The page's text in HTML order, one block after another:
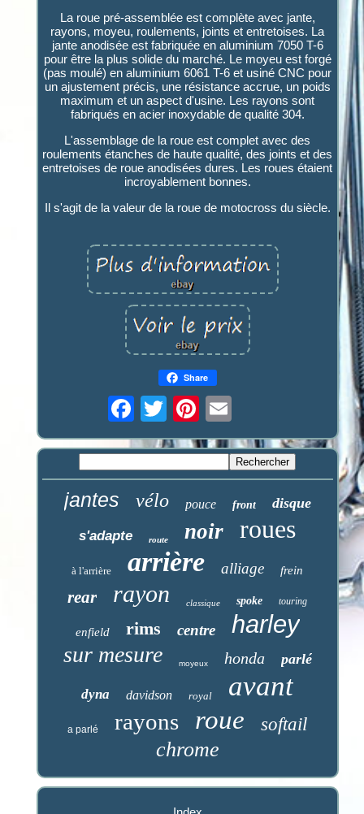
La roue pré-assemblée est complète avec jante,
rayons, moyeu, roulements, joints et entretoises. La
jante anodisée est fabriquée en aluminium 7050 T-6
pour être la plus solide du marché. Le moyeu est forgé
(pas moulé) en aluminium 6061 T-6 et usiné CNC pour
un ajustement précis, une résistance accrue, un poids
maximum et un aspect d'usine. Les rayons sont
fabriqués en acier inoxydable de qualité 304.
L'assemblage de la roue est complet avec des
roulements étanches de haute qualité, des joints et des
entretoises de roue anodisées dures. Les roues étaient
incroyablement bonnes.
Il s'agit de la valeur de la roue de motocross du siècle.
Share
jantes vélo pouce front disque
s'adapte route noir roues
à l'arrière arrière alliage frein
rear rayon classique spoke touring
enfield rims centre harley
sur mesure moyeux honda parlé
dyna davidson royal avant
a parlé rayons roue softail
chrome